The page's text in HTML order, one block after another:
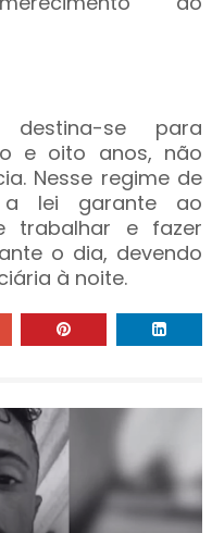
se para
e oito anos, não
Nesse regime de
a lei garante ao
trabalhar e fazer
o dia, devendo
à noite.